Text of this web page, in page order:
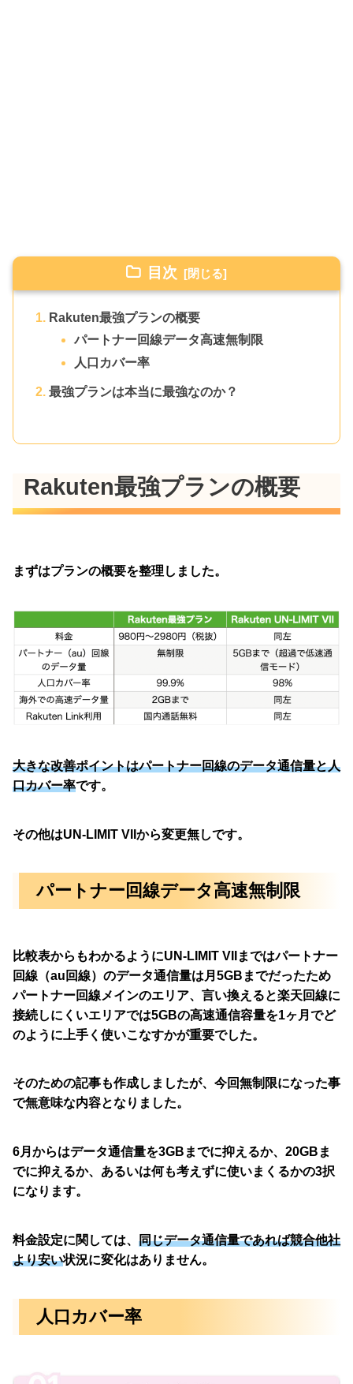
目次
Rakuten最強プランの概要
パートナー回線データ高速無制限
人口カバー率
最強プランは本当に最強なのか？
Rakuten最強プランの概要
まずはプランの概要を整理しました。
大きな改善ポイントはパートナー回線のデータ通信量と人
口カバー率です。
その他はUN-LIMIT VIIから変更無しです。
パートナー回線データ高速無制限
比較表からもわかるようにUN-LIMIT VIIまではパートナー
回線（au回線）のデータ通信量は月5GBまでだったため
パートナー回線メインのエリア、言い換えると楽天回線に
接続しにくいエリアでは5GBの高速通信容量を1ヶ月でど
のように上手く使いこなすかが重要でした。
そのための記事も作成しましたが、今回無制限になった事
で無意味な内容となりました。
6月からはデータ通信量を3GBまでに抑えるか、20GBま
でに抑えるか、あるいは何も考えずに使いまくるかの3択
になります。
料金設定に関しては、 同じデータ通信量であれば競合他社
より安い状況に変化はありません。
人口カバー率